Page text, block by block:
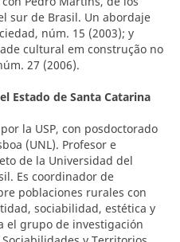
sur de Brasil. Un abordaje
núm. 15 (2003); y
cultural em construção no
27 (2006).
Estado de Santa Catarina
la USP, con posdoctorado
(UNL). Profesor e
de la Universidad del
Es coordinador de
poblaciones rurales con
sociabilidad, estética y
el grupo de investigación